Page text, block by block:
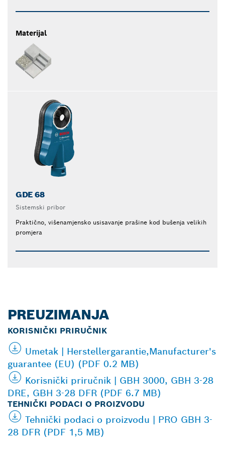
Materijal
GDE 68
Sistemski pribor
Praktično, višenamjensko usisavanje prašine kod bušenja velikih
promjera
PREUZIMANJA
KORISNIČKI PRIRUČNIK
Umetak | Herstellergarantie,Manufacturer's
guarantee (EU) (PDF 0.2 MB)
Korisnički priručnik | GBH 3000, GBH 3-28
DRE, GBH 3-28 DFR (PDF 6.7 MB)
TEHNIČKI PODACI O PROIZVODU
Tehnički podaci o proizvodu | PRO GBH 3-
28 DFR (PDF 1,5 MB)